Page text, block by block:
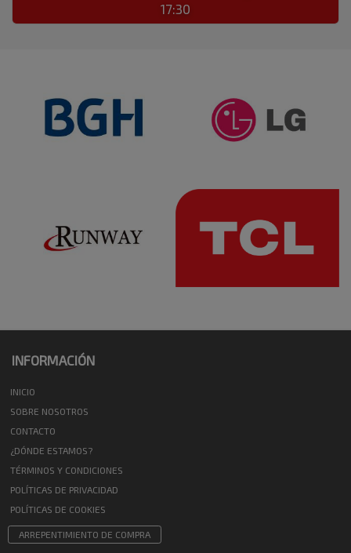
17:30
INFORMACIÓN
INICIO
SOBRE NOSOTROS
CONTACTO
¿DÓNDE ESTAMOS?
TÉRMINOS Y CONDICIONES
POLÍTICAS DE PRIVACIDAD
POLÍTICAS DE COOKIES
ARREPENTIMIENTO DE COMPRA